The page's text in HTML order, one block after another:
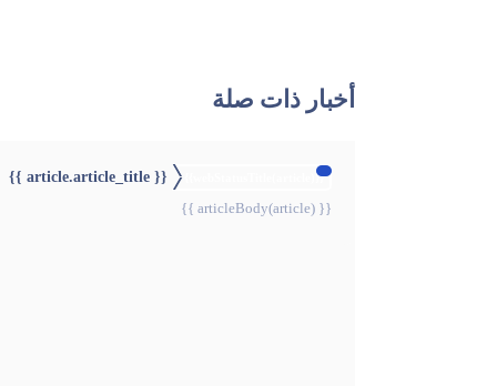
أخبار ذات صلة
{{webStatusTitle(article)}}
{{ article.article_title }}
{{ articleBody(article) }}